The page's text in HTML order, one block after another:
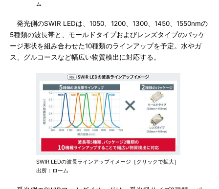
ム
発光側のSWIR LEDは、1050、1200、1300、1450、1550nmの
5種類の波長帯と、モールドタイプおよびレンズタイプのパッケ
ージ形状を組み合わせた10種類のラインアップを予定。水やガ
ス、グルコースなど幅広い物質検出に対応する。
SWIR LEDの波長ラインアップイメージ［クリックで拡大］
出所：ローム